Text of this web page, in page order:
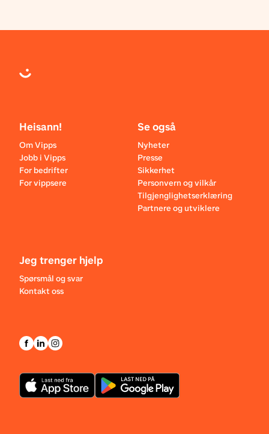
Heisann!
Om Vipps
Jobb i Vipps
For bedrifter
For vippsere
Se også
Nyheter
Presse
Sikkerhet
Personvern og vilkår
Tilgjenglighetserklæring
Partnere og utviklere
Jeg trenger hjelp
Spørsmål og svar
Kontakt oss